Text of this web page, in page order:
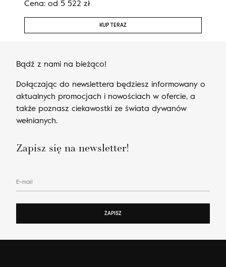
Cena: od 5 522 zł
KUP TERAZ
Bądź z nami na bieżąco!
Dołączając do newslettera będziesz informowany o
aktualnych promocjach i nowościach w ofercie, a
także poznasz ciekawostki ze świata dywanów
wełnianych.
Zapisz się na newsletter!
E-mail
ZAPISZ